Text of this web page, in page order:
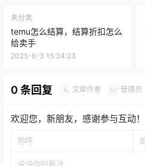
未分类
temu怎么结算，结算折扣怎么
给卖手
2025-6-3 15:34:23
0 条回复 A 文章作者 M 管理员
欢迎您，新朋友，感谢参与互动！